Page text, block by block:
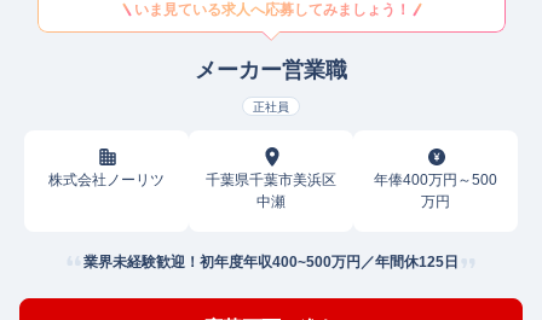
いま見ている求人へ応募してみましょう！
メーカー営業職
正社員
株式会社ノーリツ
千葉県千葉市美浜区
中瀬
年俸400万円～500
万円
業界未経験歓迎！初年度年収400~500万円／年間休125日